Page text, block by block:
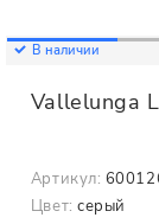
В наличии
Vallelunga
Артикул:
Цвет: серый